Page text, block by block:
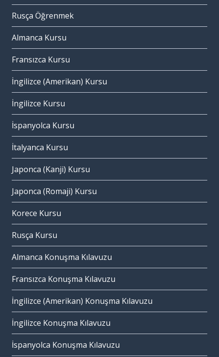
Rusça Öğrenmek
Almanca Kursu
Fransızca Kursu
İngilizce (Amerikan) Kursu
İngilizce Kursu
İspanyolca Kursu
İtalyanca Kursu
Japonca (Kanji) Kursu
Japonca (Romaji) Kursu
Korece Kursu
Rusça Kursu
Almanca Konuşma Kılavuzu
Fransızca Konuşma Kılavuzu
İngilizce (Amerikan) Konuşma Kılavuzu
İngilizce Konuşma Kılavuzu
İspanyolca Konuşma Kılavuzu